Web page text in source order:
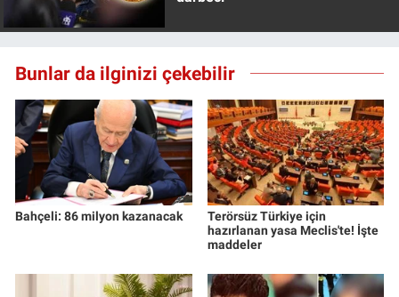
Bunlar da ilginizi çekebilir
Bahçeli: 86 milyon kazanacak
Terörsüz Türkiye için
hazırlanan yasa Meclis'te! İşte
maddeler